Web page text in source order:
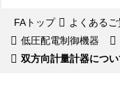
FAトップ よくある
低圧配電制御機器
双方向計量計器につ